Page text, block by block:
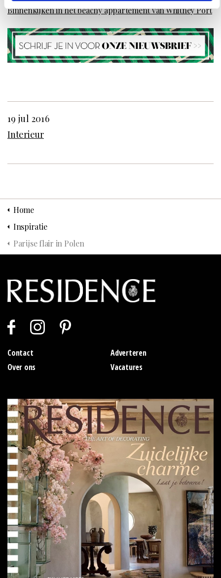
Binnenkijken in het beachy appartement van Whitney Port
19 jul 2016
Interieur
Home
Inspiratie
Parijse flair in Polen
Contact
Adverteren
Over ons
Vacatures